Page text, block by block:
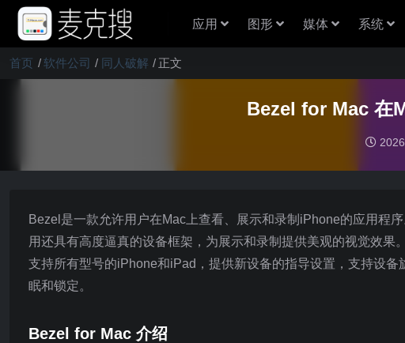
应用 图形 媒体 系统
首页 软件公司 同人破解 正文
Bezel for Mac 在
Bezel是一款允许用户在Mac上查看、展示和录制iPhone的应用程
用还具有高度逼真的设备框架，为展示和录制提供美观的视觉效
支持所有型号的iPhone和iPad，提供新设备的指导设置，支持设
眠和锁定。
Bezel for Mac 介绍